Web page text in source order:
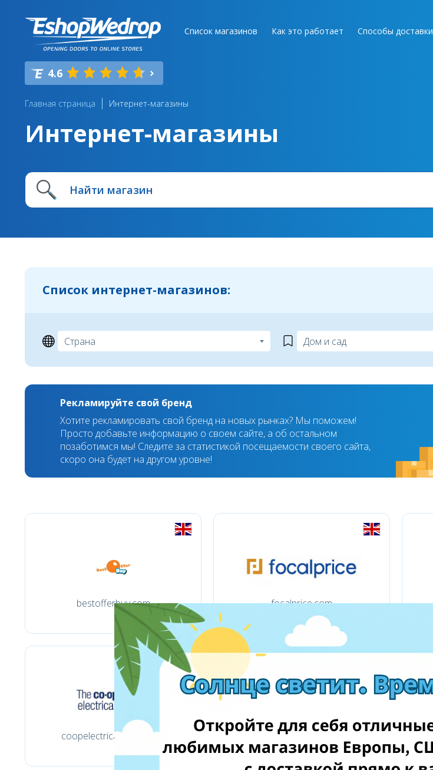
Список магазинов Как это работает Способы доставки
4.6
Главная страница Интернет-магазины
Интернет-магазины
Список интернет-магазинов:
Рекламируйте свой бренд
Хотите рекламировать свой бренд на новых рынках? Мы поможем!
Просто добавьте информацию о своем сайте, а об остальном
позаботимся мы! Следите за статистикой посещаемости своего сайта,
скоро она будет на другом уровне!
bestofferbuy.com focalprice.com
coopelectricalshop.co.uk hiwayhifi.com